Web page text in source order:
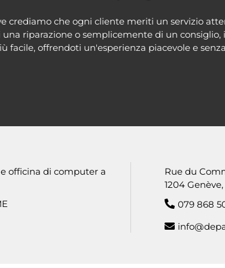
crediamo che ogni cliente meriti un servizio
riparazione o semplicemente di un
facile, offrendoti un'esperienza piacevole e
officina di computer a
Rue du
1204 Genève,
079 868